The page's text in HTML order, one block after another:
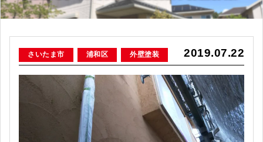
2019.07.22
さいたま市 浦和区 外壁塗装